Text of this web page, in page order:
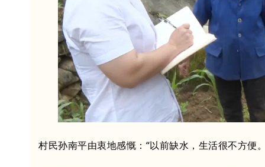
村民孙南平由衷地感慨：“以前缺水，生活很不方便